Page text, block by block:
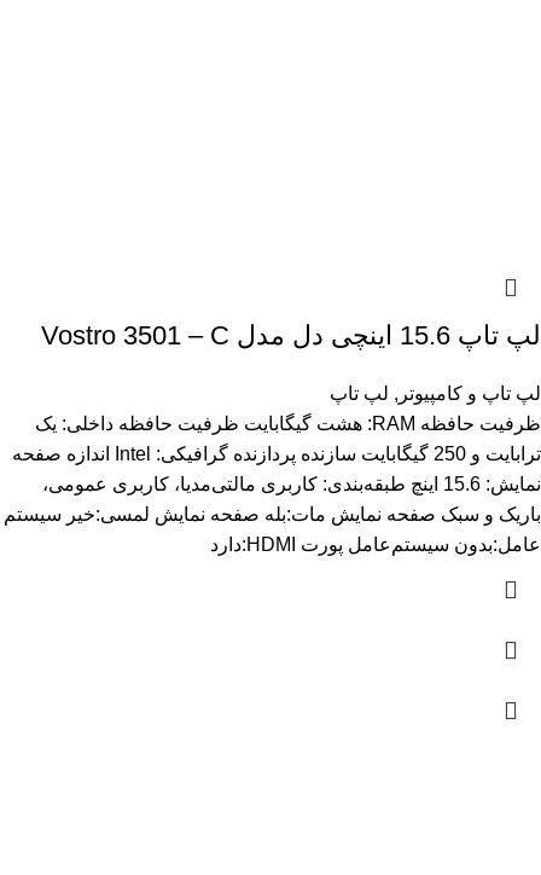
لپ تاپ 15.6 اینچی دل مدل Vostro 3501 – C
لپ تاپ و کامپیوتر , لپ تاپ
ظرفیت حافظه RAM: هشت گیگابایت ظرفیت حافظه داخلی: یک
ترابایت و 250 گیگابایت سازنده پردازنده گرافیکی: Intel اندازه صفحه
نمایش: 15.6 اینچ طبقه‌بندی: کاربری مالتی‌مدیا، کاربری عمومی،
باریک و سبک صفحه نمایش مات:بله صفحه نمایش لمسی:خیر سیستم
عامل:بدون سیستم‌عامل پورت HDMI:دارد